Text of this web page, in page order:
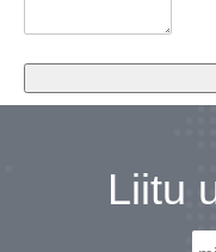
Liitu